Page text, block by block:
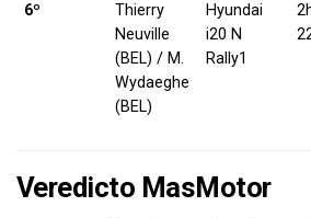
6º
Thierry
Neuville
(BEL) / M.
Wydaeghe
(BEL)
Hyundai
i20 N
Rally1
Veredicto MasMotor